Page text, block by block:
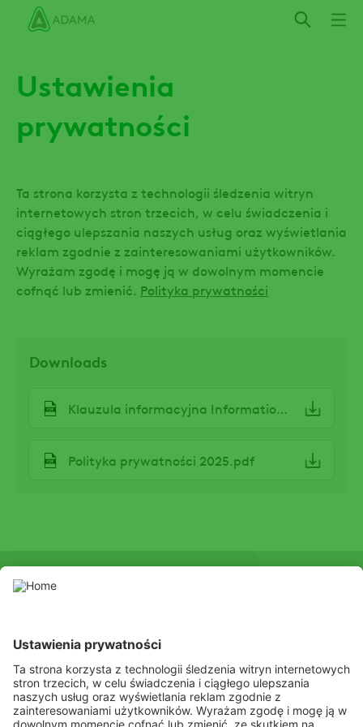
Przejdź
Ustawienia
prywatności
Ta strona korzysta z technologii śledzenia witryn
internetowych stron trzecich, w celu świadczenia i
ciągłego ulepszania naszych usług oraz wyświetlania
reklam zgodnie z zainteresowaniami użytkowników.
Wyrażam zgodę i mogę ją w dowolnym momencie
cofnąć lub zmienić. Polityka prywatności
Downloads
File
Klauzula informacyjna Information clause AMP SA_en.pdf
File
Polityka prywatności 2025.pdf
dopuszczone do obrotu przez właściwe lokalne organy
administracji państwowej. Środki ochrony roślin należy stosować z
zachowaniem szczególnej ostrożności. Przed użyciem zawsze
należy zapoznać się z etykietą i informacjami o produkcie,
zwracając szczególną uwagę na dodatkowe instrukcje, piktogramy
oraz zwroty wskazujące rodzaj zagrożenia, aby zapewnić
bezpieczne stosowanie produktu.